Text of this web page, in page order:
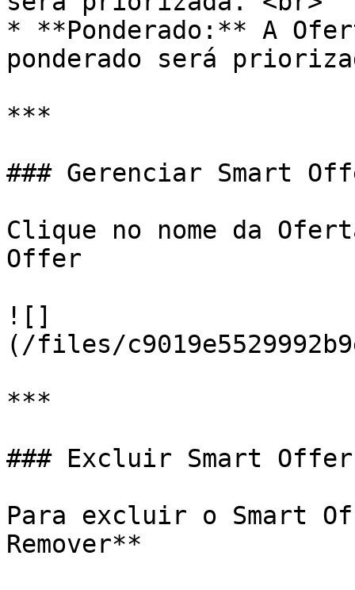
* **Ponderado:** A
ponderado será
***
### Gerenciar Smart
Clique no nome da
Offer
![]
(/files/
***
### Excluir Smart Offer
Para excluir o Smart
Remover**